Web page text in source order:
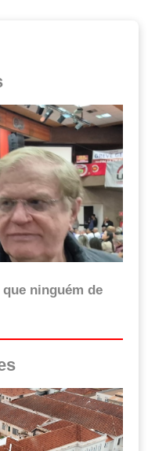
ninguém de